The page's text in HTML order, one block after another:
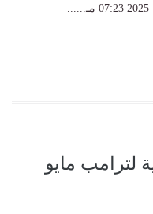
لترامب مايو